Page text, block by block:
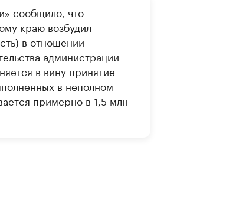
сообщило, что
краю возбудил
в отношении
администрации
в вину принятие
в неполном
примерно в 1,5 млн